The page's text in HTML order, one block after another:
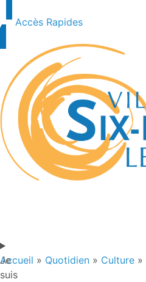
principal
Accès Rapides
Je
suis
Accueil » Quotidien » Culture »